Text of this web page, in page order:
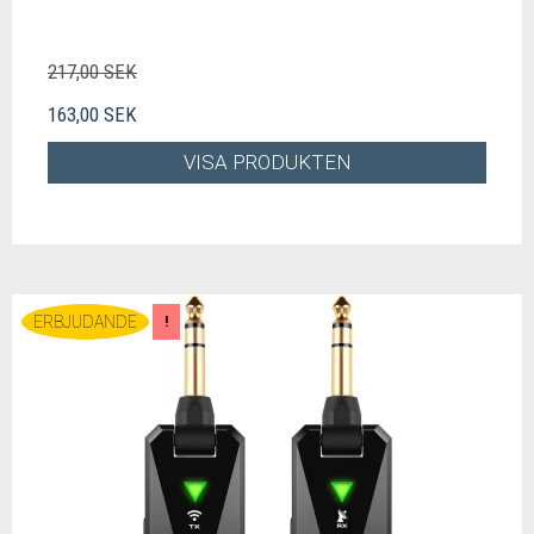
217,00 SEK
163,00 SEK
VISA PRODUKTEN
ERBJUDANDE !